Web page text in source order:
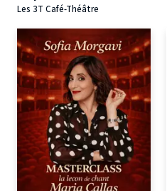
Les 3T Café-Théâtre